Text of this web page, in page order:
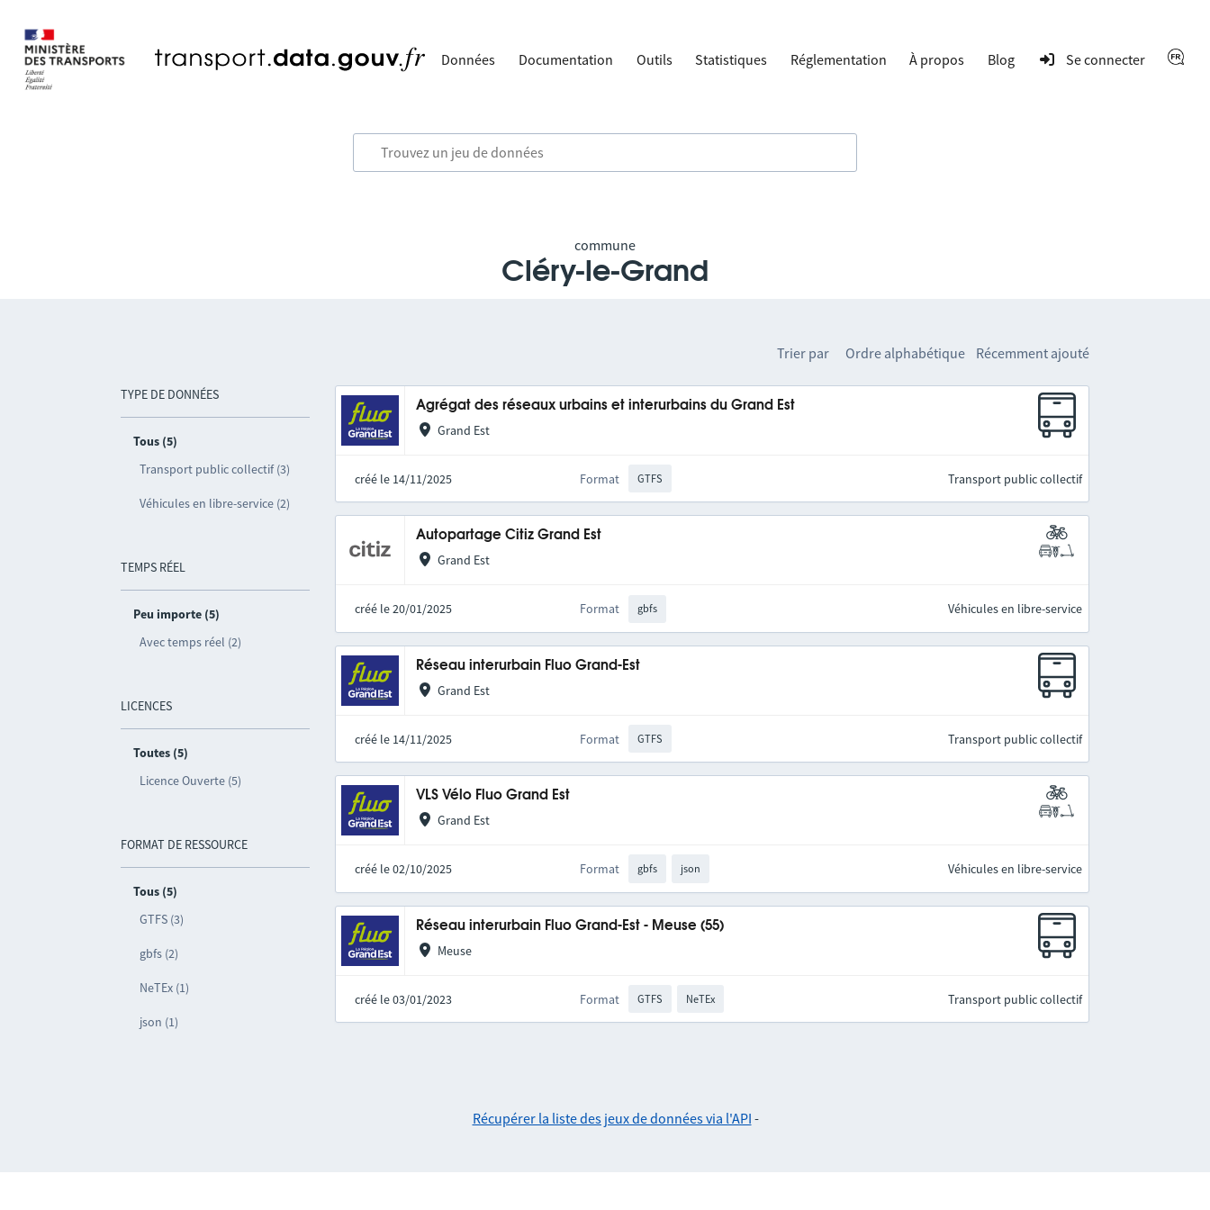
Données Documentation Outils Statistiques Réglementation À propos Blog Se connecter
commune
Cléry-le-Grand
TYPE DE DONNÉES
Tous (5)
Transport public collectif (3)
Véhicules en libre-service (2)
TEMPS RÉEL
Peu importe (5)
Avec temps réel (2)
LICENCES
Toutes (5)
Licence Ouverte (5)
FORMAT DE RESSOURCE
Tous (5)
GTFS (3)
gbfs (2)
NeTEx (1)
json (1)
Trier par Ordre alphabétique Récemment ajouté
Agrégat des réseaux urbains et interurbains du Grand Est
Grand Est
créé le 14/11/2025 Format GTFS Transport public collectif
Autopartage Citiz Grand Est
Grand Est
créé le 20/01/2025 Format gbfs Véhicules en libre-service
Réseau interurbain Fluo Grand-Est
Grand Est
créé le 14/11/2025 Format GTFS Transport public collectif
VLS Vélo Fluo Grand Est
Grand Est
créé le 02/10/2025 Format gbfs json Véhicules en libre-service
Réseau interurbain Fluo Grand-Est - Meuse (55)
Meuse
créé le 03/01/2023 Format GTFS NeTEx Transport public collectif
Récupérer la liste des jeux de données via l'API -